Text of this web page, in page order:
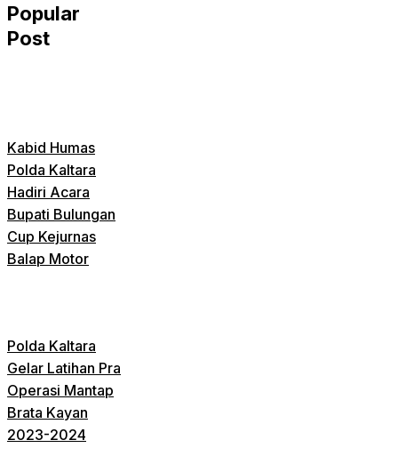
Popular
Post
Kabid Humas
Polda Kaltara
Hadiri Acara
Bupati Bulungan
Cup Kejurnas
Balap Motor
Polda Kaltara
Gelar Latihan Pra
Operasi Mantap
Brata Kayan
2023-2024